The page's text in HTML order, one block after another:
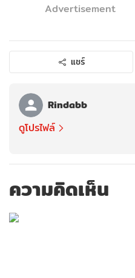
Advertisement
แชร์
Rindabb
ดูโปรไฟล์
ความคิดเห็น